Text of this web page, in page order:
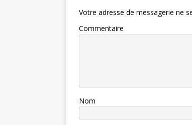
Votre adresse de messagerie ne
Commentaire
Nom